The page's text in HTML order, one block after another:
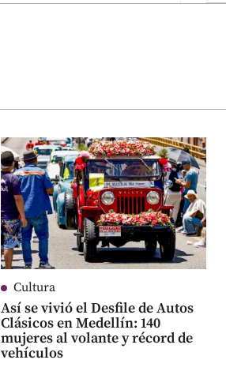
Cultura
Así se vivió el Desfile de Autos
Clásicos en Medellín: 140
mujeres al volante y récord de
vehículos